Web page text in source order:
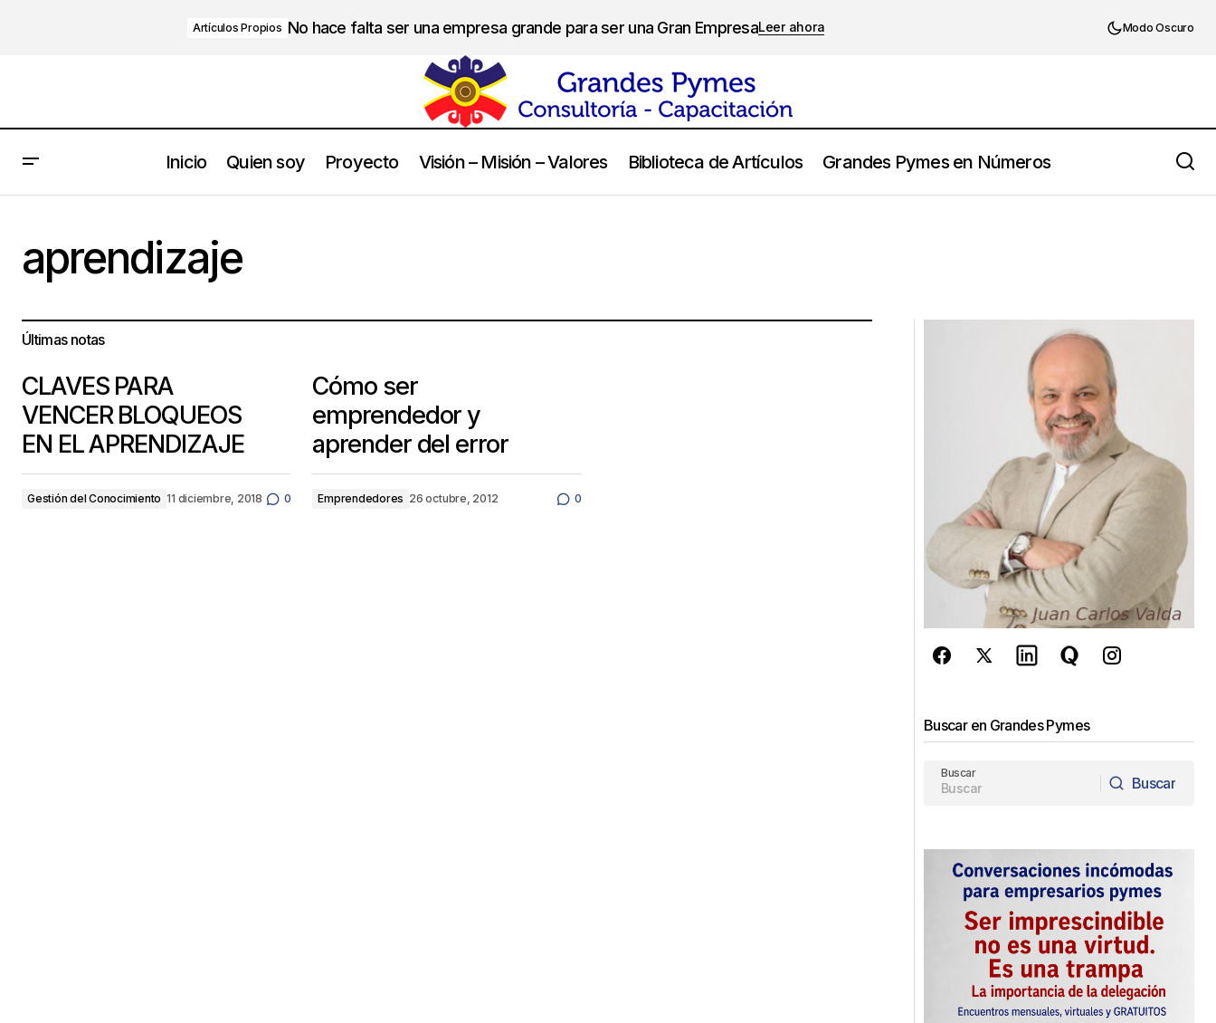
Artículos Propios No hace falta ser una empresa grande para ser una Gran EmpresaLeer ahora Modo Oscuro
Inicio Quien soy Proyecto Visión – Misión – Valores Biblioteca de Artículos Grandes Pymes en Números
aprendizaje
Últimas notas
CLAVES PARA
VENCER BLOQUEOS
EN EL APRENDIZAJE
Gestión del Conocimiento 11 diciembre, 2018 0
Cómo ser
emprendedor y
aprender del error
Emprendedores 26 octubre, 2012 0
Buscar en Grandes Pymes
Buscar
Buscar